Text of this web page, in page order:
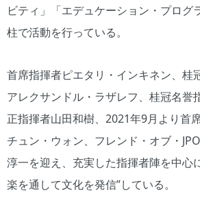
ビティ」「エデュケーション・プログ
柱で活動を行っている。
首席指揮者ピエタリ・インキネン、桂
アレクサンドル・ラザレフ、桂冠名誉
正指揮者山田和樹、2021年9月より首
チュン・ウォン、フレンド・オブ・
淳一を迎え、充実した指揮者陣を中心
楽を通して文化を発信”している。